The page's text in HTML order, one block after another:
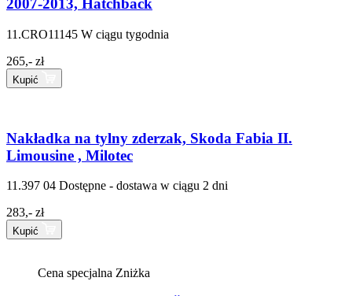
2007-2013, Hatchback
11.CRO11145 W ciągu tygodnia
265,- zł
Kupić
Nakładka na tylny zderzak, Skoda Fabia II.
Limousine , Milotec
11.397 04 Dostępne - dostawa w ciągu 2 dni
283,- zł
Kupić
Cena specjalna Zniżka